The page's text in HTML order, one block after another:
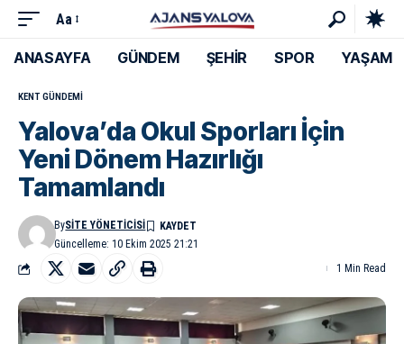
Aa
ANASAYFA GÜNDEM ŞEHİR SPOR YAŞAM
KENT GÜNDEMI
Yalova’da Okul Sporları İçin
Yeni Dönem Hazırlığı
Tamamlandı
Güncelleme: 10 Ekim 2025 21:21
BySITE YÖNETICISI
1 Min Read